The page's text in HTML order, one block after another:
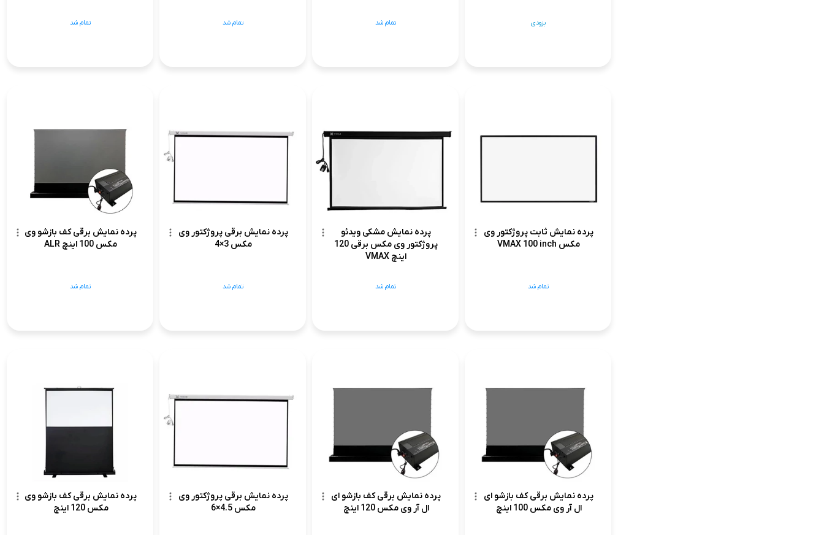
بزودی تمام شد تمام شد تمام شد
پرده نمایش ثابت پروژکتور وی
مکس VMAX 100 inch
تمام شد
پرده نمایش مشکی ویدئو
پروژکتور وی مکس برقی 120
اینچ VMAX
تمام شد
پرده نمایش برقی پروژکتور وی
مکس 3×4
تمام شد
پرده نمایش برقی کف بازشو وی
مکس 100 اینچ ALR
تمام شد
پرده نمایش برقی کف بازشو ای
ال آر وی مکس 100 اینچ
پرده نمایش برقی کف بازشو ای
ال آر وی مکس 120 اینچ
پرده نمایش برقی پروژکتور وی
مکس 4.5×6
پرده نمایش برقی کف بازشو وی
مکس 120 اینچ